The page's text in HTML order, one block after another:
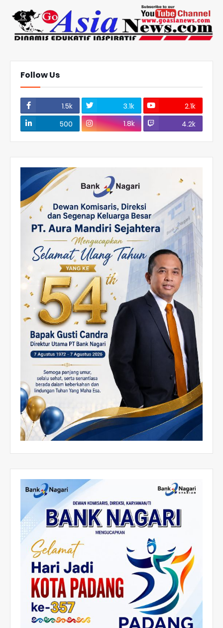
Follow Us
1.5k 3.1k
2.1k
500
1.8k 4.2k